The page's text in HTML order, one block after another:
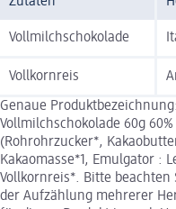
Vollmilchschokolade
Vollkornreis
Genaue
Vollmilchschokolade 60g
(Rohrohrzucker*,
Kakaomasse*1, Emulgator :
Vollkornreis*. Bitte beachten
der Aufzählung mehrerer